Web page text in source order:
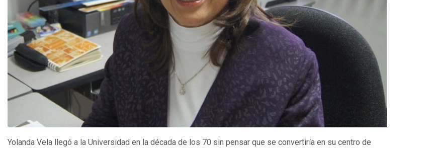
Yolanda Vela llegó a la Universidad en la década de los 70 sin pensar que se convertiría en su centro de